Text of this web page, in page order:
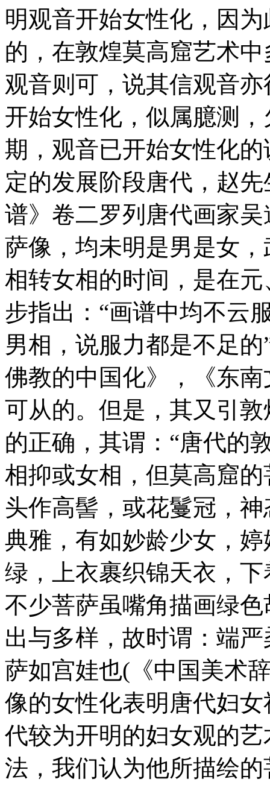
明观音开始女性化，因
的，在敦煌莫高窟艺术
观音则可，说其信观音
开始女性化，似属臆测
期，观音已开始女性化
定的发展阶段唐代，赵
谱》卷二罗列唐代画家
萨像，均未明是男是女
相转女相的时间，是在
步指出：“画谱中均不云
男相，说服力都是不足
佛教的中国化》，《东
可从的。但是，其又引
的正确，其谓：“唐代的
相抑或女相，但莫高窟
头作高髻，或花鬘冠，
典雅，有如妙龄少女，
绿，上衣裹织锦天衣，
不少菩萨虽嘴角描画绿
出与多样，故时谓：端
萨如宫娃也(《中国美术
像的女性化表明唐代妇
代较为开明的妇女观的
法，我们认为他所描绘